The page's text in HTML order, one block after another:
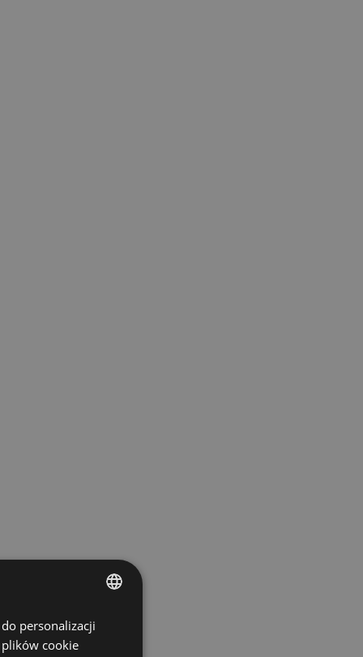
ENGLISH
SPANISH
personalizacji
plików cookie